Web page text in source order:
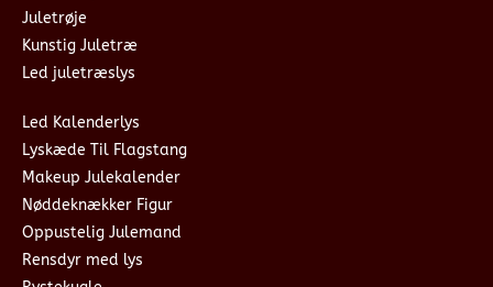
Juletrøje
Kunstig Juletræ
Led juletræslys
Led Kalenderlys
Lyskæde Til Flagstang
Makeup Julekalender
Nøddeknækker Figur
Oppustelig Julemand
Rensdyr med lys